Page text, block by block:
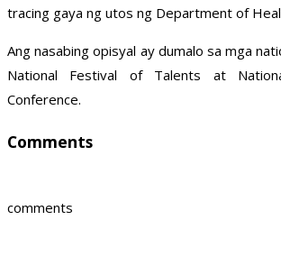
tracing gaya ng utos ng Department of
Ang nasabing opisyal ay dumalo sa mga
National Festival of Talents at
Conference.
Comments
comments